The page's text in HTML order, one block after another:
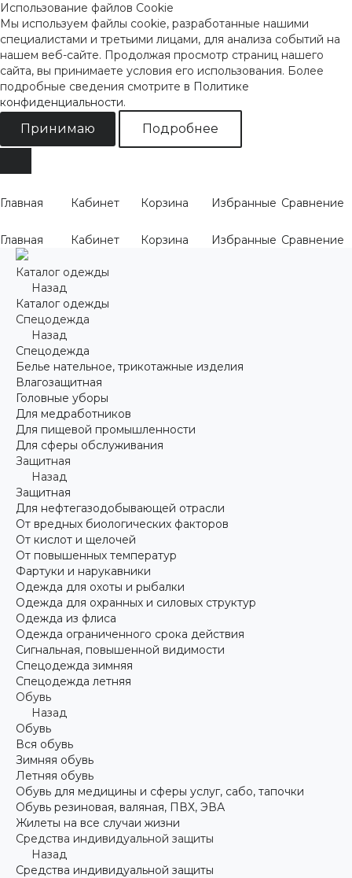
Использование файлов Cookie
Мы используем файлы cookie, разработанные нашими
специалистами и третьими лицами, для анализа событий на
нашем веб-сайте. Продолжая просмотр страниц нашего
сайта, вы принимаете условия его использования. Более
подробные сведения смотрите в Политике
конфиденциальности.
Принимаю Подробнее
Главная Кабинет Корзина Избранные Сравнение
Главная Кабинет Корзина Избранные Сравнение
Каталог одежды
Назад
Каталог одежды
Спецодежда
Назад
Спецодежда
Белье нательное, трикотажные изделия
Влагозащитная
Головные уборы
Для медработников
Для пищевой промышленности
Для сферы обслуживания
Защитная
Назад
Защитная
Для нефтегазодобывающей отрасли
От вредных биологических факторов
От кислот и щелочей
От повышенных температур
Фартуки и нарукавники
Одежда для охоты и рыбалки
Одежда для охранных и силовых структур
Одежда из флиса
Одежда ограниченного срока действия
Сигнальная, повышенной видимости
Спецодежда зимняя
Спецодежда летняя
Обувь
Назад
Обувь
Вся обувь
Зимняя обувь
Летняя обувь
Обувь для медицины и сферы услуг, сабо, тапочки
Обувь резиновая, валяная, ПВХ, ЭВА
Жилеты на все случаи жизни
Средства индивидуальной защиты
Назад
Средства индивидуальной защиты